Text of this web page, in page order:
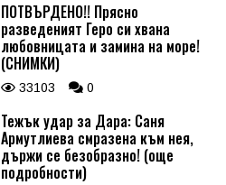
ПОТВЪРДЕНО!! Прясно
разведеният Геро си хвана
любовницата и замина на море!
(СНИМКИ)
33103 0
Тежък удар за Дара: Саня
Армутлиева смразена към нея,
държи се безобразно! (още
подробности)